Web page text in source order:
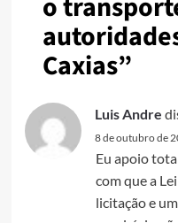
o
Caxias”
Luis Andre
8 de outubro de
Eu apoio
com que a
licitação e